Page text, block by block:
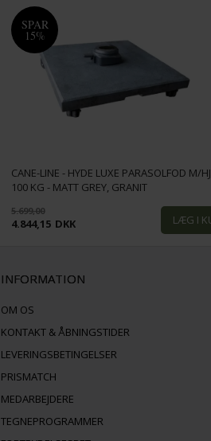
SPAR
15%
CANE-LINE - HYDE LUXE PARASOLFOD M/
100 KG - MATT GREY, GRANIT
5.699,00
4.844,15 DKK
INFORMATION
OM OS
KONTAKT & ÅBNINGSTIDER
LEVERINGSBETINGELSER
PRISMATCH
MEDARBEJDERE
TEGNEPROGRAMMER